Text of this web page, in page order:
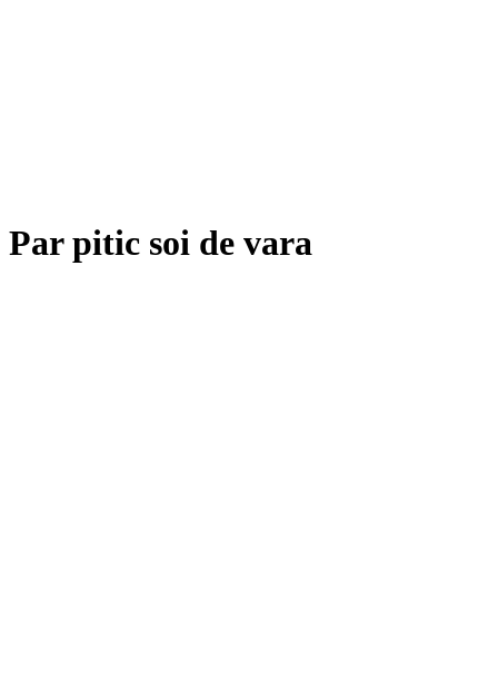
Par pitic soi de vara